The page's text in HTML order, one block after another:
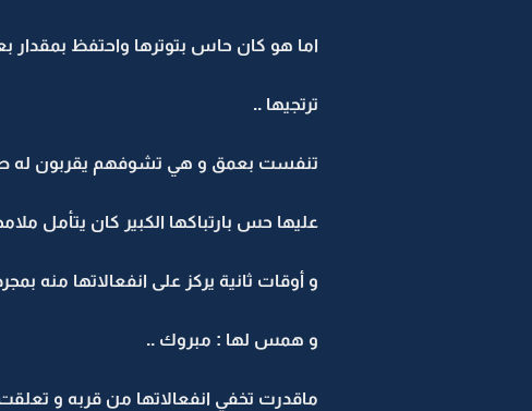
اما هو كان حاس بتوترها واحتفظ بمقدار
ترتجيها ..
تنفست بعمق و هي تشوفهم يقربون له
عليها حس بارتباكها الكبير كان يتأمل
و أوقات ثانية يركز على انفعالاتها منه
و همس لها : مبروك ..
ماقدرت تخفي انفعالاتها من قربه و